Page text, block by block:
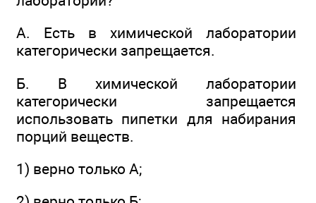
А. Есть в химической лаборатории
категорически запрещается.
Б. В химической лаборатории
категорически запрещается
использовать пипетки для набирания
порций веществ.
1) верно только А;